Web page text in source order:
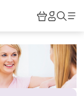
HiPP